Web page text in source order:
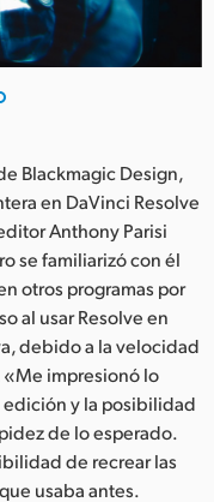
Blackmagic Design,
en DaVinci Resolve
Anthony Parisi
se familiarizó con él
otros programas por
al usar Resolve en
debido a la velocidad
impresionó lo
edición y la posibilidad
de lo esperado.
de recrear las
usaba antes.